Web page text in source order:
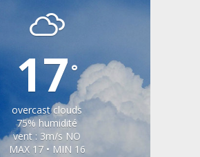
17°
overcast clouds
75% humidité
vent : 3m/s NO
MAX 17 • MIN 16